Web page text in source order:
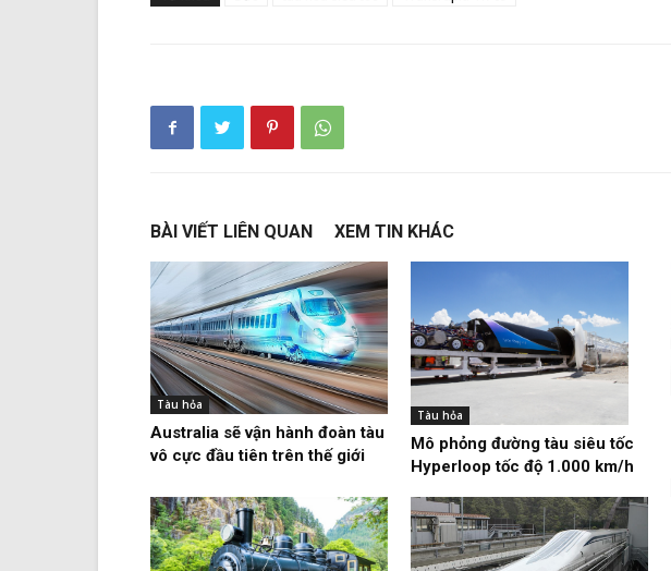
BÀI VIẾT LIÊN QUAN XEM TIN KHÁC
Tàu hỏa
Australia sẽ vận hành đoàn tàu
vô cực đầu tiên trên thế giới
Tàu hỏa
Mô phỏng đường tàu siêu tốc
Hyperloop tốc độ 1.000 km/h